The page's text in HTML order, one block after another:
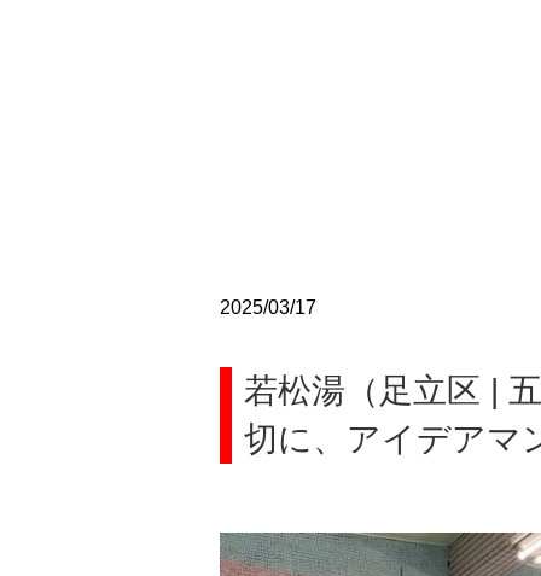
2025/03/17
若松湯（足立区 |
切に、アイデアマ